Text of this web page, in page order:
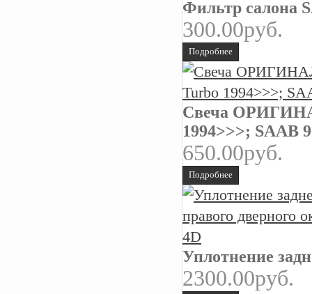
Фильтр салона
300.00руб.
Подробнее
Свеча
1994>>>; SAAB
650.00руб.
Подробнее
Уплотнение
2300.00руб.